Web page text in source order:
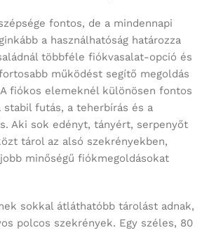
fontos, de a mindennapi
a használhatóság határozza
többféle fiókvasalat-opció és
működést segítő megoldás
fiókos elemeknél különösen fontos
stabil futás, a teherbírás és a
Aki sok edényt, tányért, serpenyőt
tárol az alsó szekrényekben,
minőségű fiókmegoldásokat
sokkal átláthatóbb tárolást adnak,
polcos szekrények. Egy széles, 80